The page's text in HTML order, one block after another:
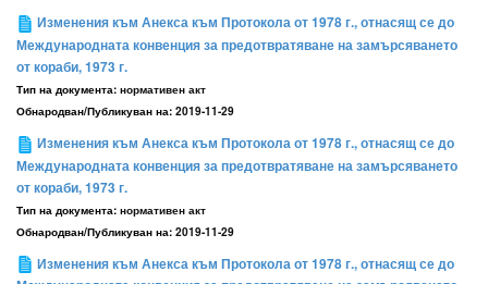
Изменения към Анекса към Протокола от 1978 г., отнасящ се до
Международната конвенция за предотвратяване на замърсяването
от кораби, 1973 г.
Тип на документа: нормативен акт
Обнародван/Публикуван на: 2019-11-29
Изменения към Анекса към Протокола от 1978 г., отнасящ се до
Международната конвенция за предотвратяване на замърсяването
от кораби, 1973 г.
Тип на документа: нормативен акт
Обнародван/Публикуван на: 2019-11-29
Изменения към Анекса към Протокола от 1978 г., отнасящ се до